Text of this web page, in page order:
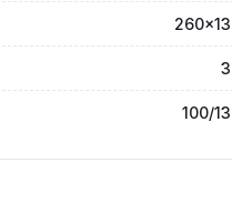
100/